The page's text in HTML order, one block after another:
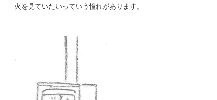
火を見ていたいっていう憧れがあります。